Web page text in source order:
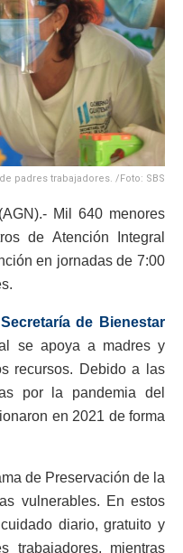
padres trabajadores. /Foto: SBS
Mil 640 menores
de Atención Integral
en jornadas de 7:00
Secretaría de Bienestar
se apoya a madres y
recursos. Debido a las
por la pandemia del
en 2021 de forma
de Preservación de la
vulnerables. En estos
diario, gratuito y
trabajadores, mientras